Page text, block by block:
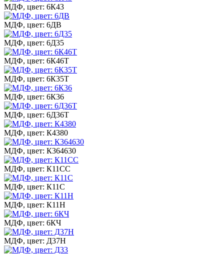
МДФ, цвет: 6К43
МДФ, цвет: 6ДВ
МДФ, цвет: 6Д35
МДФ, цвет: 6К46Т
МДФ, цвет: 6К35Т
МДФ, цвет: 6К36
МДФ, цвет: 6Д36Т
МДФ, цвет: К4380
МДФ, цвет: К364630
МДФ, цвет: К11СС
МДФ, цвет: К11С
МДФ, цвет: К11Н
МДФ, цвет: 6КЧ
МДФ, цвет: Д37Н